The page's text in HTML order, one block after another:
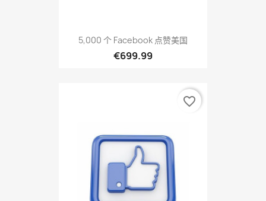
5,000 个 Facebook 点赞美国
€699.99
favorite_border